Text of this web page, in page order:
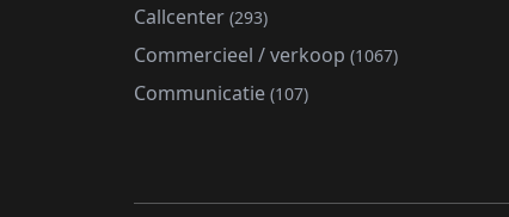
Callcenter (293)
Commercieel / verkoop (1067)
Communicatie (107)